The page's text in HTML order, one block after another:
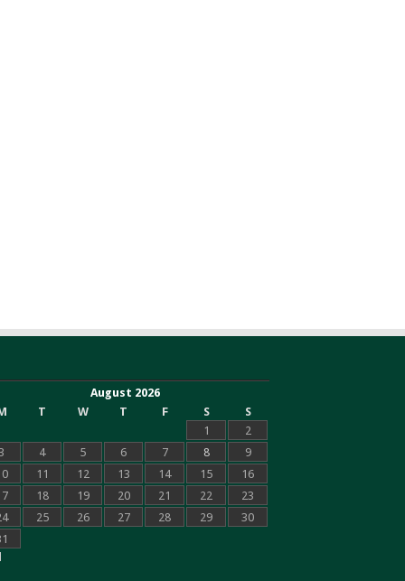
August 2026
T W T F S
S
1
2
4 5 6 7 8
9
11 12 13 14 15
16
18 19 20 21 22
23
25 26 27 28 29
30